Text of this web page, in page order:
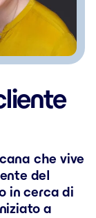
che vive
del
in cerca di
a